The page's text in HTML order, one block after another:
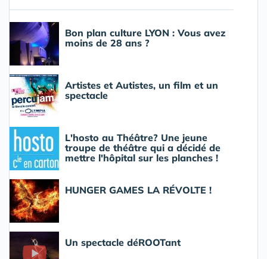
Bon plan culture LYON : Vous avez
moins de 28 ans ?
Artistes et Autistes, un film et un
spectacle
L'hosto au Théâtre? Une jeune
troupe de théâtre qui a décidé de
mettre l'hôpital sur les planches !
HUNGER GAMES LA RÉVOLTE !
Un spectacle déROOTant